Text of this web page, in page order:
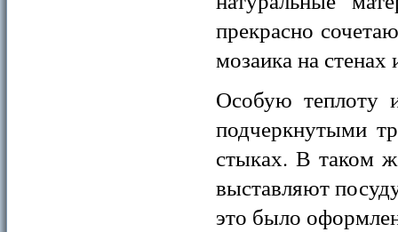
прекрасно
мозаика на стенах
Особую теплоту
подчеркнутыми
стыках. В таком
выставляют
это было